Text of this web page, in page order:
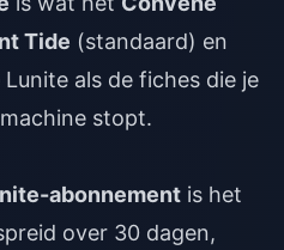
Tide (standaard) en
als de fiches die je
stopt.
abonnement is het
over 30 dagen,